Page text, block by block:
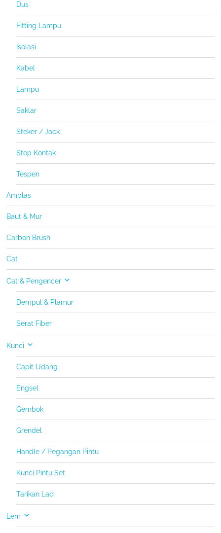
Dus
Fitting Lampu
Isolasi
Kabel
Lampu
Saklar
Steker / Jack
Stop Kontak
Tespen
Amplas
Baut & Mur
Carbon Brush
Cat
Cat & Pengencer
Dempul & Plamur
Serat Fiber
Kunci
Capit Udang
Engsel
Gembok
Grendel
Handle / Pegangan Pintu
Kunci Pintu Set
Tarikan Laci
Lem